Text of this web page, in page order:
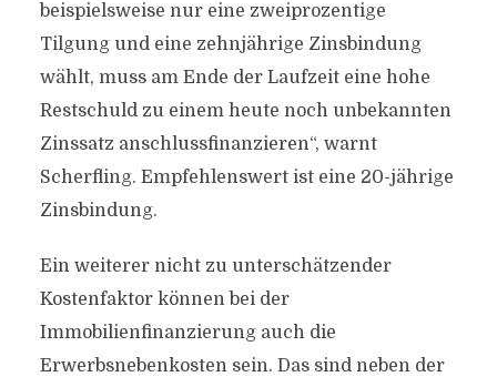
beispielsweise nur eine zweiprozentige
Tilgung und eine zehnjährige Zinsbindung
wählt, muss am Ende der Laufzeit eine hohe
Restschuld zu einem heute noch unbekannten
Zinssatz anschlussfinanzieren“, warnt
Scherfling. Empfehlenswert ist eine 20-jährige
Zinsbindung.
Ein weiterer nicht zu unterschätzender
Kostenfaktor können bei der
Immobilienfinanzierung auch die
Erwerbsnebenkosten sein. Das sind neben der